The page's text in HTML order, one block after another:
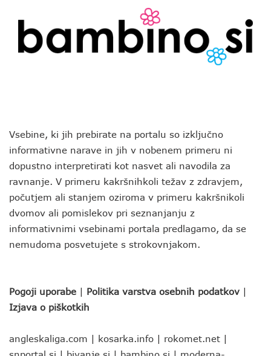
Vsebine, ki jih prebirate na portalu so izključno
informativne narave in jih v nobenem primeru ni
dopustno interpretirati kot nasvet ali navodila za
ravnanje. V primeru kakršnihkoli težav z zdravjem,
počutjem ali stanjem oziroma v primeru kakršnikoli
dvomov ali pomislekov pri seznanjanju z
informativnimi vsebinami portala predlagamo, da se
nemudoma posvetujete s strokovnjakom.
Pogoji uporabe | Politika varstva osebnih podatkov |
Izjava o piškotkih
angleskaliga.com | kosarka.info | rokomet.net |